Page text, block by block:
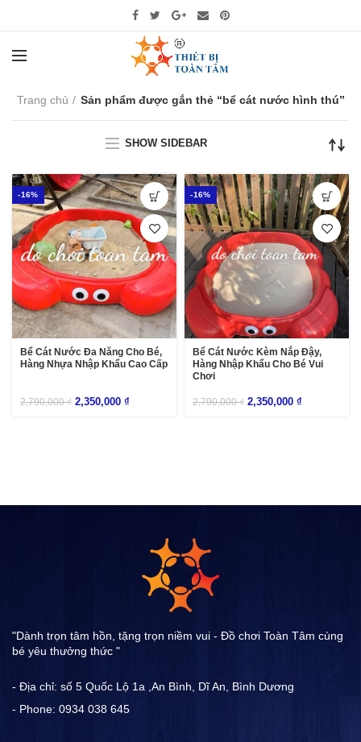
Trang chủ Sản phẩm được gắn thẻ “bể cát nước hình thú”
SHOW SIDEBAR
-16%
Bể Cát Nước Đa Năng Cho Bé,
Hàng Nhựa Nhập Khẩu Cao Cấp
2,790,000₫ 2,350,000 ₫
-16%
Bể Cát Nước Kèm Nắp Đậy,
Hàng Nhập Khẩu Cho Bé Vui
Chơi
2,790,000₫ 2,350,000 ₫
"Dành trọn tâm hồn, tặng trọn niềm vui - Đồ chơi Toàn Tâm cùng
bé yêu thưởng thức "
- Địa chỉ: số 5 Quốc Lộ 1a ,An Bình, Dĩ An, Bình Dương
- Phone: 0934 038 645